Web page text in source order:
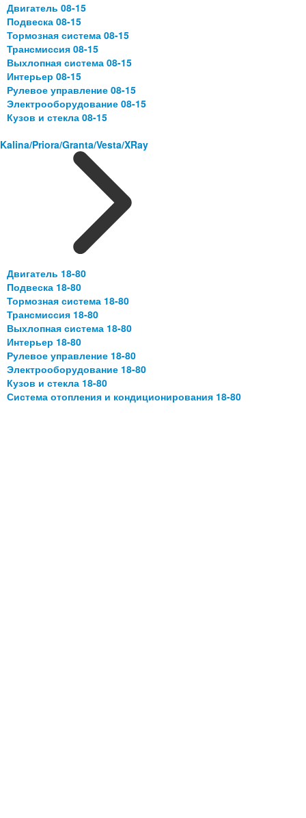
Двигатель 08-15
Подвеска 08-15
Тормозная система 08-15
Трансмиссия 08-15
Выхлопная система 08-15
Интерьер 08-15
Рулевое управление 08-15
Электрооборудование 08-15
Кузов и стекла 08-15
Kalina/Priora/Granta/Vesta/XRay
Двигатель 18-80
Подвеска 18-80
Тормозная система 18-80
Трансмиссия 18-80
Выхлопная система 18-80
Интерьер 18-80
Рулевое управление 18-80
Электрооборудование 18-80
Кузов и стекла 18-80
Система отопления и кондиционирования 18-80